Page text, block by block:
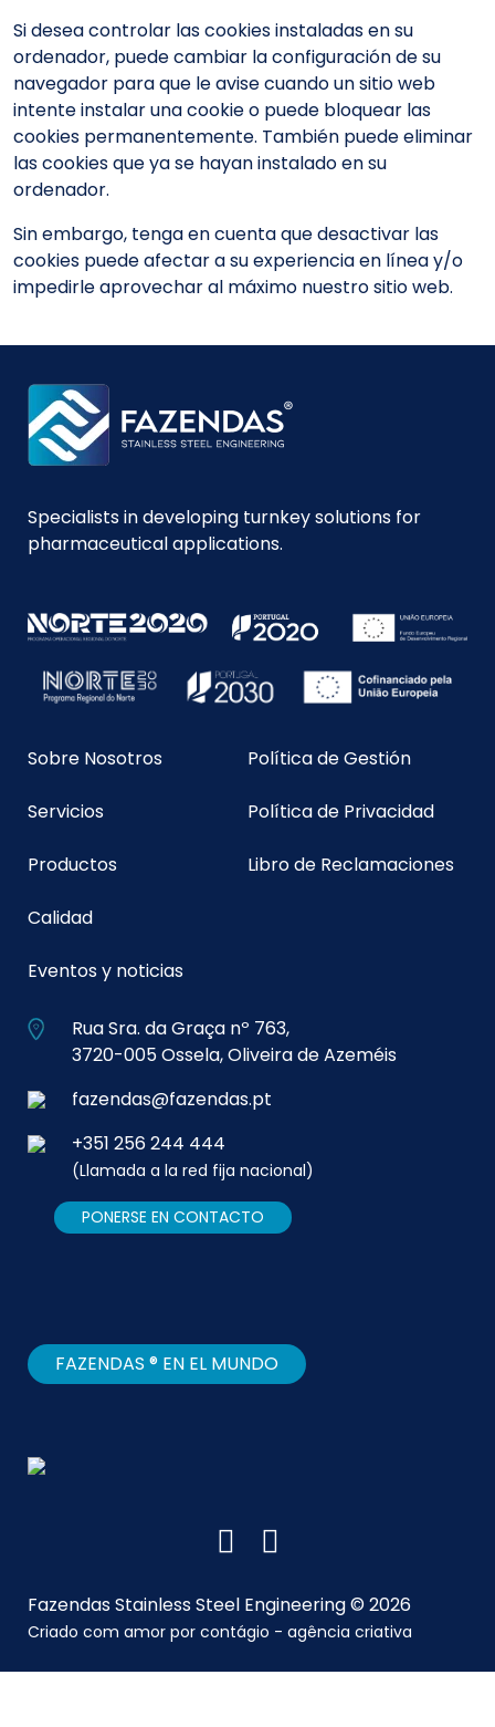
Si desea controlar las cookies instaladas en su
ordenador, puede cambiar la configuración de su
navegador para que le avise cuando un sitio web
intente instalar una cookie o puede bloquear las
cookies permanentemente. También puede eliminar
las cookies que ya se hayan instalado en su
ordenador.
Sin embargo, tenga en cuenta que desactivar las
cookies puede afectar a su experiencia en línea y/o
impedirle aprovechar al máximo nuestro sitio web.
Specialists in developing turnkey solutions for
pharmaceutical applications.
Sobre Nosotros
Servicios
Productos
Calidad
Eventos y noticias
Política de Gestión
Política de Privacidad
Libro de Reclamaciones
Rua Sra. da Graça nº 763,
3720-005 Ossela, Oliveira de Azeméis
fazendas@fazendas.pt
+351 256 244 444
(Llamada a la red fija nacional)
PONERSE EN CONTACTO
FAZENDAS ® EN EL MUNDO
Fazendas Stainless Steel Engineering © 2026
Criado com amor por contágio - agência criativa